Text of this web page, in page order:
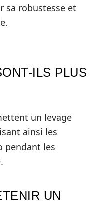
sa robustesse et
ILS PLUS
un levage
ainsi les
pendant les
UN